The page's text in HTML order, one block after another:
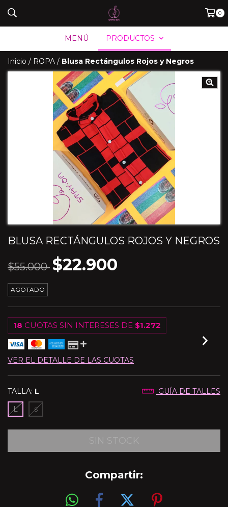
0
MENÚ PRODUCTOS
Inicio / ROPA / Blusa Rectángulos Rojos y Negros
BLUSA RECTÁNGULOS ROJOS Y NEGROS
$55.000 $22.900
AGOTADO
18 CUOTAS SIN INTERESES DE $1.272
VER EL DETALLE DE LAS CUOTAS
TALLA: L
GUÍA DE TALLES
L
s
Compartir: